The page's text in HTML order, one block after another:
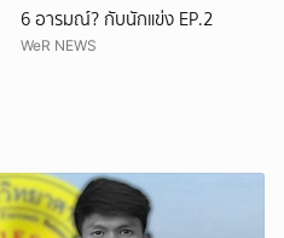
6 อารมณ์? กับนักแข่ง EP.2
WeR NEWS